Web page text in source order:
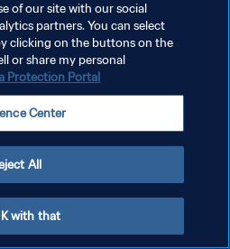
إدارة تفضيلات ملفات تعريف الارتباط
حقوق النشر والطبع والتأليف © ١٩٩٤ - ٢٠٢٦ FIFA. جميع الحقوق محفوظة.
of our site with our social
partners. You can select
clicking on the buttons on the
or share my personal
Protection Portal
Center
All
with that